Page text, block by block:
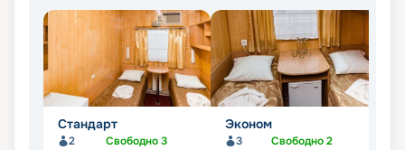
Стандарт
2 Свободно3
Эконом
3 Свободно2